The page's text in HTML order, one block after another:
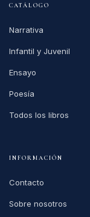
CATÁLOGO
Narrativa
Infantil y Juvenil
Ensayo
Poesía
Todos los libros
INFORMACIÓN
Contacto
Sobre nosotros